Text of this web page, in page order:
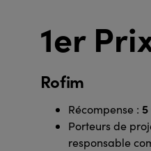
1er
Rofim
Récompense :
Porteurs de
responsable